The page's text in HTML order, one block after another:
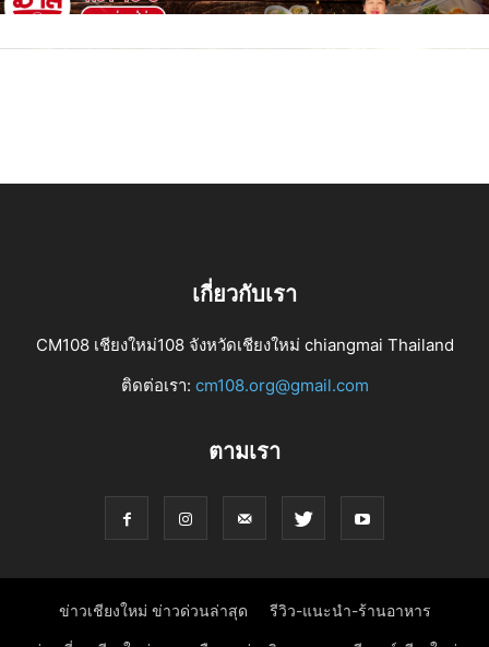
เกี่ยวกับเรา
CM108 เชียงใหม่108 จังหวัดเชียงใหม่ chiangmai Thailand
ติดต่อเรา: cm108.org@gmail.com
ตามเรา
ข่าวเชียงใหม่ ข่าวด่วนล่าสุด รีวิว-แนะนำ-ร้านอาหาร